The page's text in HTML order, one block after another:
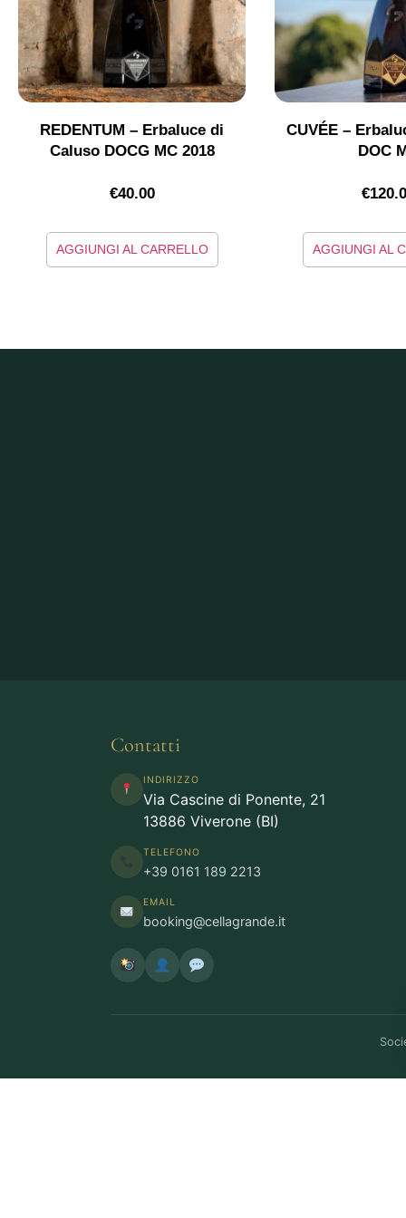
REDENTUM – Erbaluce di
Caluso DOCG MC 2018
€40.00
AGGIUNGI AL CARRELLO
CUVÉE –
DOC
€
AGGIUNGI AL
Contatti
INDIRIZZO
Via Cascine di Ponente, 21
13886 Viverone (BI)
TELEFONO
+39 0161 189 2213
EMAIL
booking@cellagrande.it